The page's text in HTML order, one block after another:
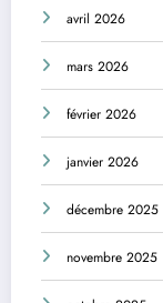
avril 2026
mars 2026
février 2026
janvier 2026
décembre 2025
novembre 2025